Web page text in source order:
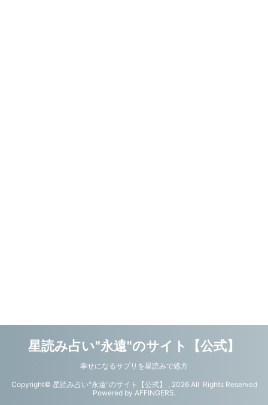
星読み占い"永遠"のサイト【公式】
幸せになるサプリを星読みで処方
Copyright© 星読み占い"永遠"のサイト【公式】 , 2026 All Rights Reserved
Powered by AFFINGER5.